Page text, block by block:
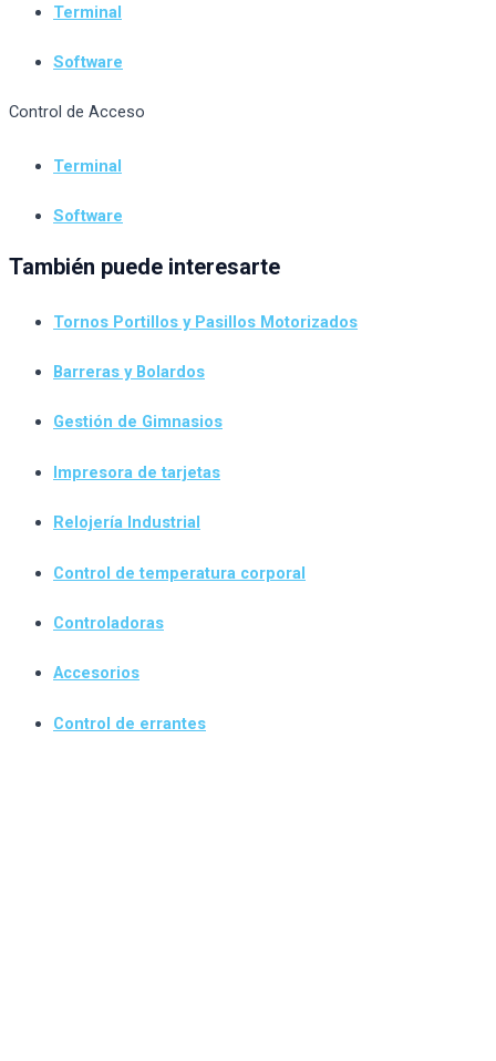
Terminal
Software
Control de Acceso
Terminal
Software
También puede interesarte
Tornos Portillos y Pasillos Motorizados
Barreras y Bolardos
Gestión de Gimnasios
Impresora de tarjetas
Relojería Industrial
Control de temperatura corporal
Controladoras
Accesorios
Control de errantes